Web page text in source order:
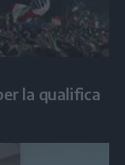
la qualifica